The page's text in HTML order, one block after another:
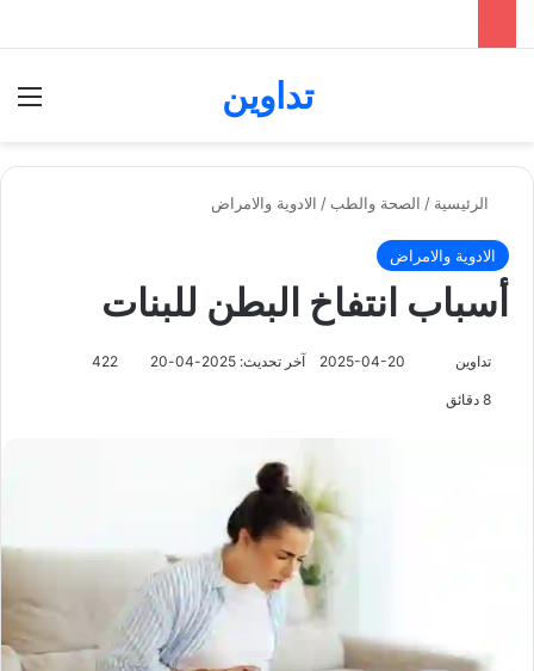
تداوين
الرئيسية / الصحة والطب / الادوية والامراض
الادوية والامراض
أسباب انتفاخ البطن للبنات
تداوين 2025-04-20 آخر تحديث: 2025-04-20 422